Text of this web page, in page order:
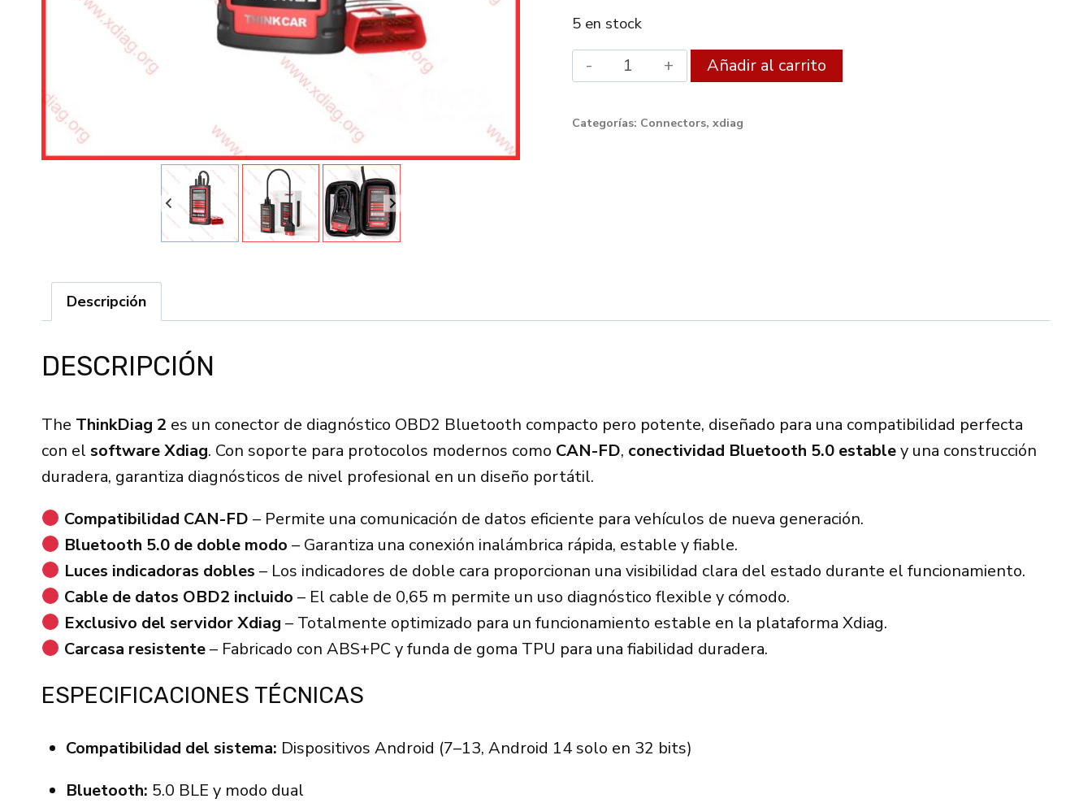
5 en stock
THINKCAR
ThinkDiag
Añadir al carrito
Categorías: Connectors, xdiag
Descripción
DESCRIPCIÓN
The ThinkDiag 2 es un conector de diagnóstico OBD2 Bluetooth compacto pero potente, diseñado para una compatibilidad perfecta
con el software Xdiag. Con soporte para protocolos modernos como CAN-FD, conectividad Bluetooth 5.0 establey una construcción
duradera, garantiza diagnósticos de nivel profesional en un diseño portátil.
Compatibilidad CAN-FD – Permite una comunicación de datos eficiente para vehículos de nueva generación.
Bluetooth 5.0 de doble modo – Garantiza una conexión inalámbrica rápida, estable y fiable.
Luces indicadoras dobles – Los indicadores de doble cara proporcionan una visibilidad clara del estado durante el funcionamiento.
Cable de datos OBD2 incluido – El cable de 0,65 m permite un uso diagnóstico flexible y cómodo.
Exclusivo del servidor Xdiag – Totalmente optimizado para un funcionamiento estable en la plataforma Xdiag.
Carcasa resistente– Fabricado con ABS+PC y funda de goma TPU para una fiabilidad duradera.
ESPECIFICACIONES TÉCNICAS
Compatibilidad del sistema: Dispositivos Android (7–13, Android 14 solo en 32 bits)
Bluetooth: 5.0 BLE y modo dual